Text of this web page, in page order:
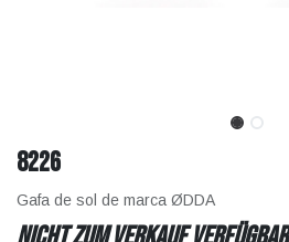
8226
Gafa de sol de marca ØDDA